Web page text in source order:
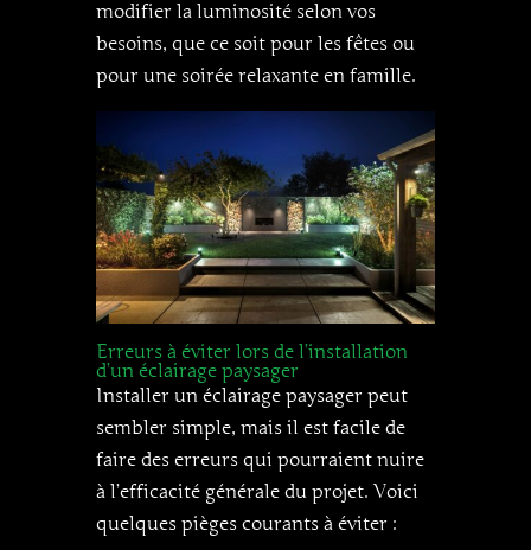
modifier la luminosité selon vos
besoins, que ce soit pour les fêtes ou
pour une soirée relaxante en famille.
Erreurs à éviter lors de l’installation
d’un éclairage paysager
Installer un éclairage paysager peut
sembler simple, mais il est facile de
faire des erreurs qui pourraient nuire
à l’efficacité générale du projet. Voici
quelques pièges courants à éviter :